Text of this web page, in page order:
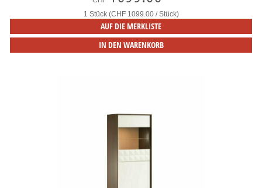
1 Stück (CHF 1099.00 / Stück)
AUF DIE MERKLISTE
IN DEN WARENKORB